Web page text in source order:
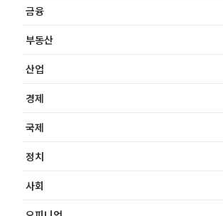
금융
부동산
산업
경제
국제
정치
사회